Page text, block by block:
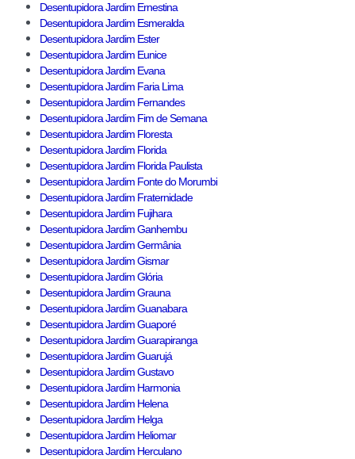
Desentupidora Jardim Ernestina
Desentupidora Jardim Esmeralda
Desentupidora Jardim Ester
Desentupidora Jardim Eunice
Desentupidora Jardim Evana
Desentupidora Jardim Faria Lima
Desentupidora Jardim Fernandes
Desentupidora Jardim Fim de Semana
Desentupidora Jardim Floresta
Desentupidora Jardim Florida
Desentupidora Jardim Florida Paulista
Desentupidora Jardim Fonte do Morumbi
Desentupidora Jardim Fraternidade
Desentupidora Jardim Fujihara
Desentupidora Jardim Ganhembu
Desentupidora Jardim Germânia
Desentupidora Jardim Gismar
Desentupidora Jardim Glória
Desentupidora Jardim Grauna
Desentupidora Jardim Guanabara
Desentupidora Jardim Guaporé
Desentupidora Jardim Guarapiranga
Desentupidora Jardim Guarujá
Desentupidora Jardim Gustavo
Desentupidora Jardim Harmonia
Desentupidora Jardim Helena
Desentupidora Jardim Helga
Desentupidora Jardim Heliomar
Desentupidora Jardim Herculano